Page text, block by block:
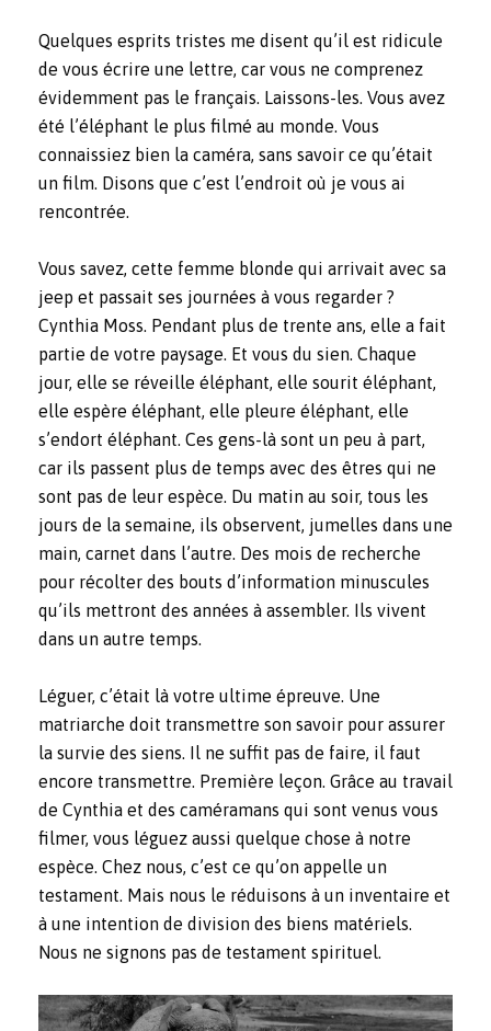
Quelques esprits tristes me disent qu’il est ridicule
de vous écrire une lettre, car vous ne comprenez
évidemment pas le français. Laissons-les. Vous avez
été l’éléphant le plus filmé au monde. Vous
connaissiez bien la caméra, sans savoir ce qu’était
un film. Disons que c’est l’endroit où je vous ai
rencontrée.
Vous savez, cette femme blonde qui arrivait avec sa
jeep et passait ses journées à vous regarder ?
Cynthia Moss. Pendant plus de trente ans, elle a fait
partie de votre paysage. Et vous du sien. Chaque
jour, elle se réveille éléphant, elle sourit éléphant,
elle espère éléphant, elle pleure éléphant, elle
s’endort éléphant. Ces gens-là sont un peu à part,
car ils passent plus de temps avec des êtres qui ne
sont pas de leur espèce. Du matin au soir, tous les
jours de la semaine, ils observent, jumelles dans une
main, carnet dans l’autre. Des mois de recherche
pour récolter des bouts d’information minuscules
qu’ils mettront des années à assembler. Ils vivent
dans un autre temps.
Léguer, c’était là votre ultime épreuve. Une
matriarche doit transmettre son savoir pour assurer
la survie des siens. Il ne suffit pas de faire, il faut
encore transmettre. Première leçon. Grâce au travail
de Cynthia et des caméramans qui sont venus vous
filmer, vous léguez aussi quelque chose à notre
espèce. Chez nous, c’est ce qu’on appelle un
testament. Mais nous le réduisons à un inventaire et
à une intention de division des biens matériels.
Nous ne signons pas de testament spirituel.